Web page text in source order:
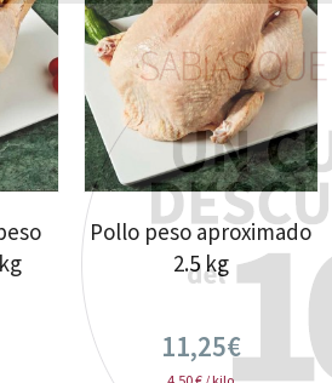
Pollo peso aproximado
2.5 kg
11,25€